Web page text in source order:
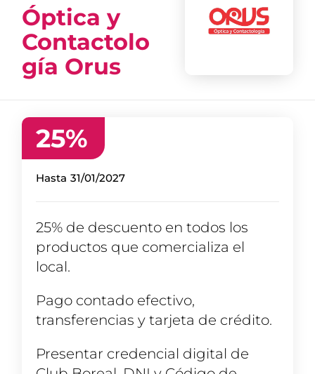
Óptica y
Contactolo
gía Orus
25%
Hasta 31/01/2027
25% de descuento en todos los
productos que comercializa el
local.
Pago contado efectivo,
transferencias y tarjeta de crédito.
Presentar credencial digital de